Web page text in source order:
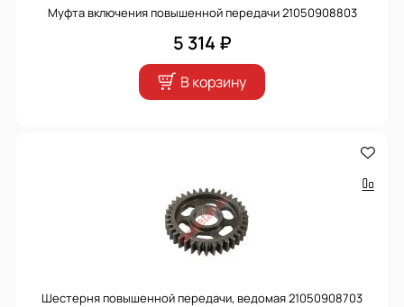
Муфта включения повышенной передачи 21050908803
5 314 ₽
В корзину
Шестерня повышенной передачи, ведомая 21050908703